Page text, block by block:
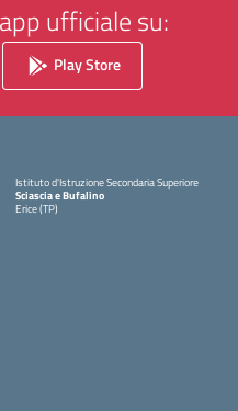
ufficiale su:
Play Store
Istituto d'Istruzione Secondaria Superiore
Sciascia e Bufalino
Erice (TP)